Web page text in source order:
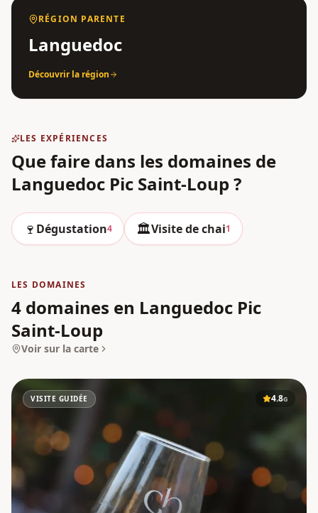
RÉGION PARENTE
Languedoc
Découvrir la région
LES EXPÉRIENCES
Que faire dans les domaines de
Languedoc Pic Saint-Loup ?
🍷 Dégustation4 🏛️Visite de chai1
LES DOMAINES
4 domaines en Languedoc Pic
Saint-Loup
Voir sur la carte
VISITE GUIDÉE 4.8G